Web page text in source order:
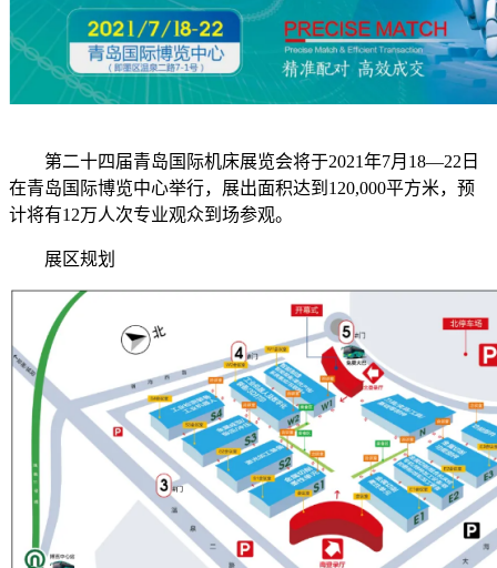
第二十四届青岛国际机床展览会将于2021年7月18—22日
在青岛国际博览中心举行，展出面积达到120,000平方米，预
计将有12万人次专业观众到场参观。
展区规划